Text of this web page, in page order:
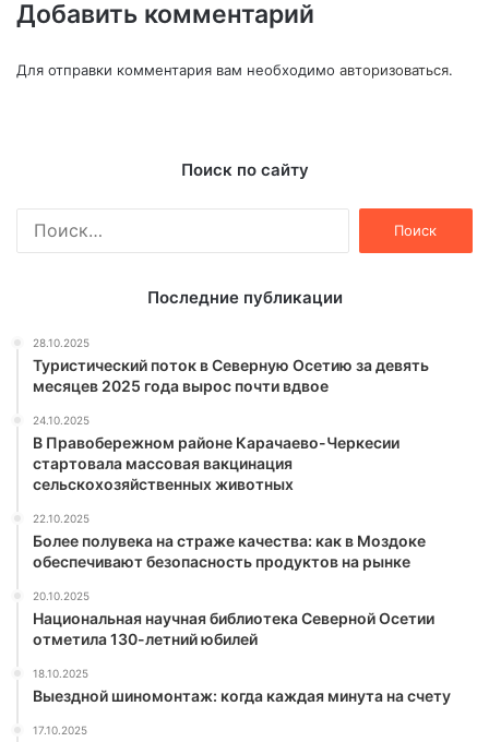
Добавить комментарий
Для отправки комментария вам необходимо авторизоваться.
Поиск по сайту
Последние публикации
28.10.2025
Туристический поток в Северную Осетию за девять
месяцев 2025 года вырос почти вдвое
24.10.2025
В Правобережном районе Карачаево-Черкесии
стартовала массовая вакцинация
сельскохозяйственных животных
22.10.2025
Более полувека на страже качества: как в Моздоке
обеспечивают безопасность продуктов на рынке
20.10.2025
Национальная научная библиотека Северной Осетии
отметила 130-летний юбилей
18.10.2025
Выездной шиномонтаж: когда каждая минута на счету
17.10.2025